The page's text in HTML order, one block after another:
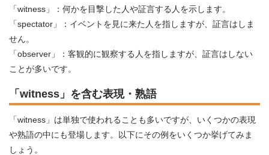
「witness」：何かを目撃した人や証言する人を示します。
「spectator」：イベントを見に来た人を指しますが、証言はしま
せん。
「observer」：客観的に観察する人を指しますが、証言はしない
ことが多いです。
「witness」を含む表現・熟語
「witness」は単独で使われることも多いですが、いくつかの表現
や熟語の中にも登場します。以下にその例をいくつか挙げてみま
しょう。